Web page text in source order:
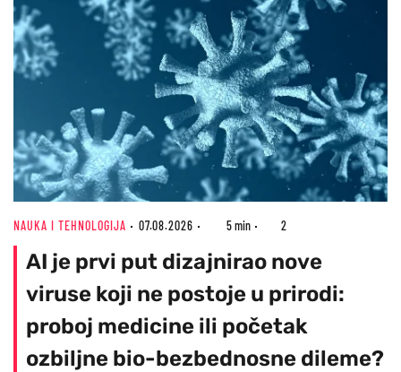
NAUKA I TEHNOLOGIJA 07.08.2026 5 min 2
AI je prvi put dizajnirao nove
viruse koji ne postoje u prirodi:
proboj medicine ili početak
ozbiljne bio-bezbednosne dileme?